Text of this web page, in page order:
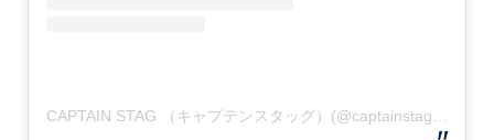
CAPTAIN STAG （キャプテンスタッグ）(@captainstag)がシェアした投稿